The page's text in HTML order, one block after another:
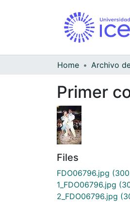
Home
Primer
Files
FDO06796.jpg
1_FDO06796.jpg
2_FDO06796.jpg